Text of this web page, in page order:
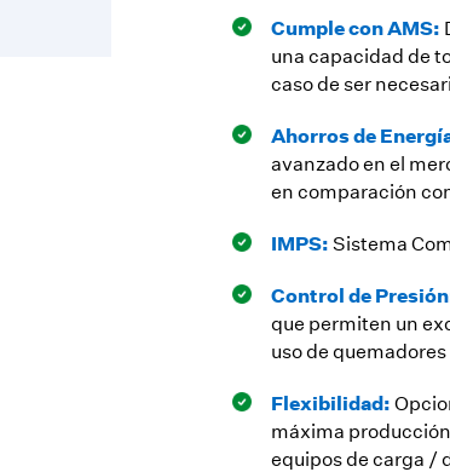
Cumple con AMS:
una capacidad de
caso de ser
Ahorros de
avanzado en el
en comparación
IMPS: Sistema
Control de
que permiten un
uso de
Flexibilidad:
máxima
equipos de carga /